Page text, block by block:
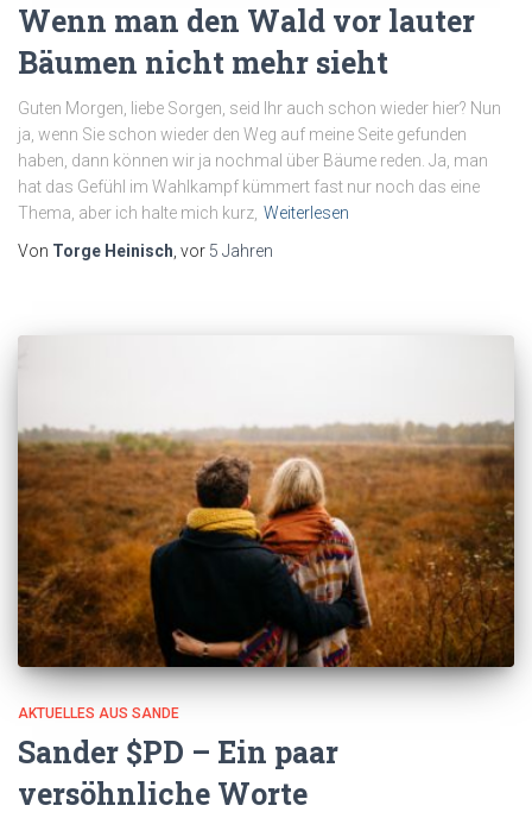
Wenn man den Wald vor lauter
Bäumen nicht mehr sieht
Guten Morgen, liebe Sorgen, seid Ihr auch schon wieder hier? Nun
ja, wenn Sie schon wieder den Weg auf meine Seite gefunden
haben, dann können wir ja nochmal über Bäume reden. Ja, man
hat das Gefühl im Wahlkampf kümmert fast nur noch das eine
Thema, aber ich halte mich kurz, Weiterlesen
Von Torge Heinisch, vor 5 Jahren
AKTUELLES AUS SANDE
Sander $PD – Ein paar
versöhnliche Worte